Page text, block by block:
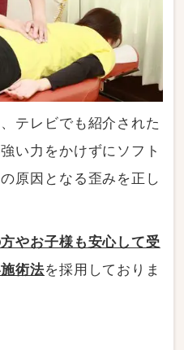
テレビでも紹介された
い力をかけずにソフト
原因となる歪みを正し
やお子様も安心して受
術法を採用しておりま